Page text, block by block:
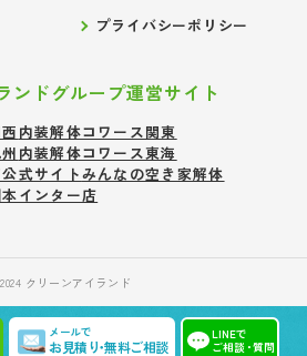
メールで
お見積り・無料ご相談
LINEで
ご相談・質問
プライバシーポリシー
ンドグループ運営サイト
内装解体コワース関東
内装解体コワース東海
式サイトみんなの空き家解体
インター店
クリーンアイランド